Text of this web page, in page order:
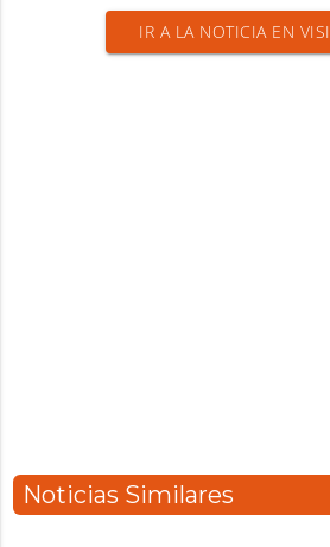
IR A LA NOTICIA EN
Noticias Similares